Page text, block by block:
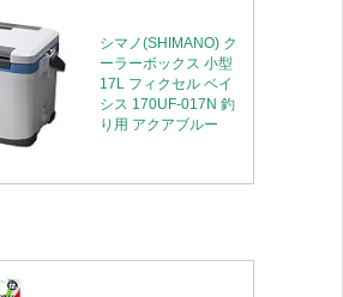
シマノ(SHIMANO) ク
ーラーボックス 小型
17L フィクセル ベイ
シス 170UF-017N 釣
り用 アクアブルー